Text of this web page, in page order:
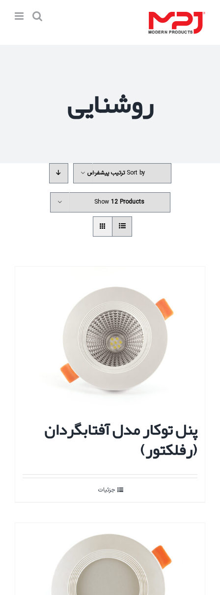
content
روشنایی
Sort by ترتیب پیشفرض
Show 12 Products
پنل توکار مدل آفتابگردان
(رفلکتور)
جزئیات